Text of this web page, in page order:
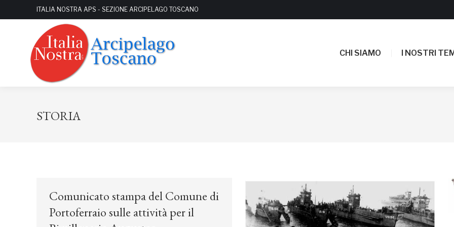
ITALIA NOSTRA APS - SEZIONE ARCIPELAGO TOSCANO
CHI SIAMO I NOSTRI
STORIA
Comunicato stampa del Comune di
Portoferraio sulle attività per il